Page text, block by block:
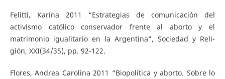
Felitti, Karina 2011 “Estrategias de comunicación del
activismo católico conservador frente al aborto y el
matrimonio igualitario en la Argentina”, Sociedad y Reli-
gión, XXI(34/35), pp. 92-122.
Flores, Andrea Carolina 2011 “Biopolítica y aborto. Sobre lo